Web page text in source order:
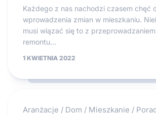
Każdego z nas nachodzi czasem chęć
wprowadzenia zmian w mieszkaniu.
musi wiązać się to z
remontu...
1 KWIETNIA 2022
Aranżacje / Dom / Mieszkanie /